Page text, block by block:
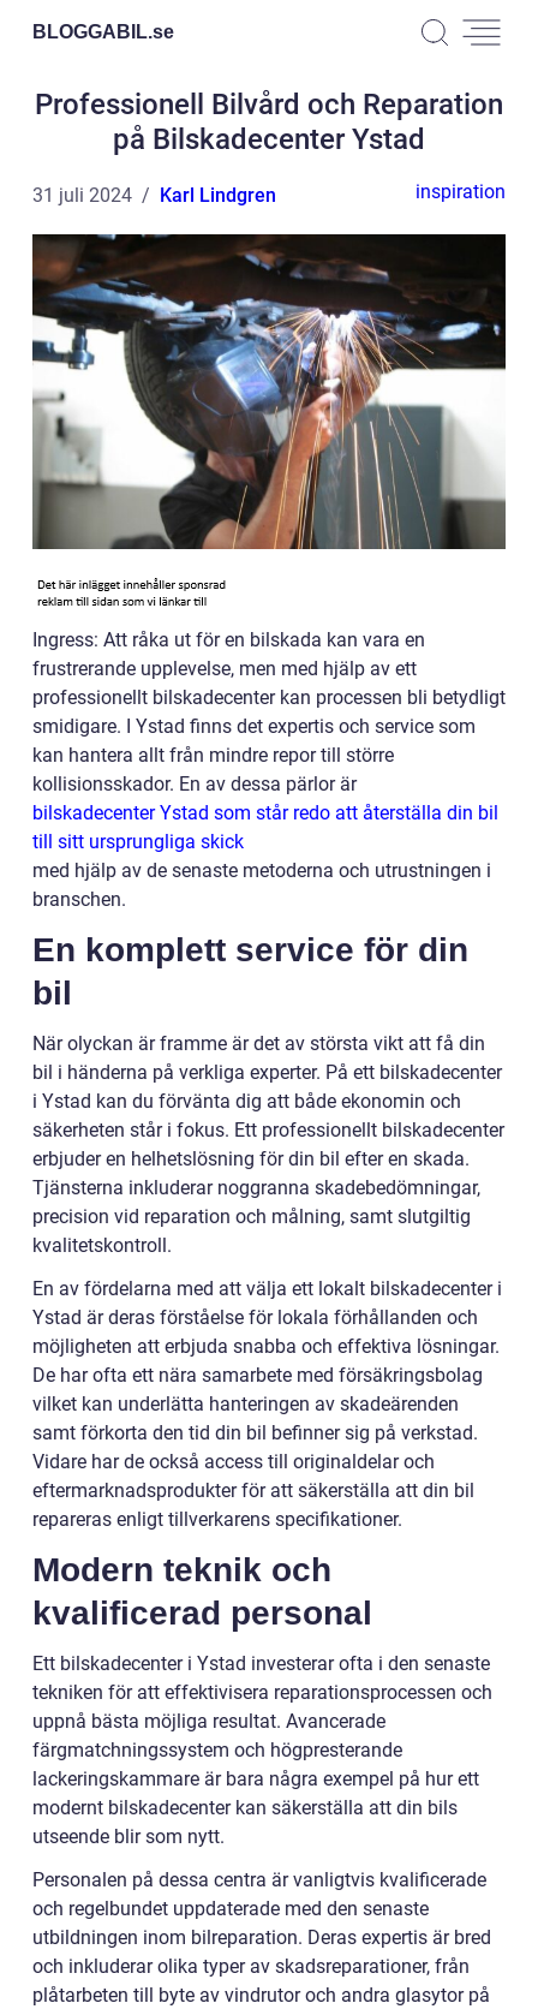
BLOGGABIL.se
Professionell Bilvård och Reparation
på Bilskadecenter Ystad
31 juli 2024 Karl Lindgren inspiration
Ingress: Att råka ut för en bilskada kan vara en
frustrerande upplevelse, men med hjälp av ett
professionellt bilskadecenter kan processen bli betydligt
smidigare. I Ystad finns det expertis och service som
kan hantera allt från mindre repor till större
kollisionsskador. En av dessa pärlor är
bilskadecenter Ystad som står redo att återställa din bil
till sitt ursprungliga skick
med hjälp av de senaste metoderna och utrustningen i
branschen.
En komplett service för din
bil
När olyckan är framme är det av största vikt att få din
bil i händerna på verkliga experter. På ett bilskadecenter
i Ystad kan du förvänta dig att både ekonomin och
säkerheten står i fokus. Ett professionellt bilskadecenter
erbjuder en helhetslösning för din bil efter en skada.
Tjänsterna inkluderar noggranna skadebedömningar,
precision vid reparation och målning, samt slutgiltig
kvalitetskontroll.
En av fördelarna med att välja ett lokalt bilskadecenter i
Ystad är deras förståelse för lokala förhållanden och
möjligheten att erbjuda snabba och effektiva lösningar.
De har ofta ett nära samarbete med försäkringsbolag
vilket kan underlätta hanteringen av skadeärenden
samt förkorta den tid din bil befinner sig på verkstad.
Vidare har de också access till originaldelar och
eftermarknadsprodukter för att säkerställa att din bil
repareras enligt tillverkarens specifikationer.
Modern teknik och
kvalificerad personal
Ett bilskadecenter i Ystad investerar ofta i den senaste
tekniken för att effektivisera reparationsprocessen och
uppnå bästa möjliga resultat. Avancerade
färgmatchningssystem och högpresterande
lackeringskammare är bara några exempel på hur ett
modernt bilskadecenter kan säkerställa att din bils
utseende blir som nytt.
Personalen på dessa centra är vanligtvis kvalificerade
och regelbundet uppdaterade med den senaste
utbildningen inom bilreparation. Deras expertis är bred
och inkluderar olika typer av skadsreparationer, från
plåtarbeten till byte av vindrutor och andra glasytor på